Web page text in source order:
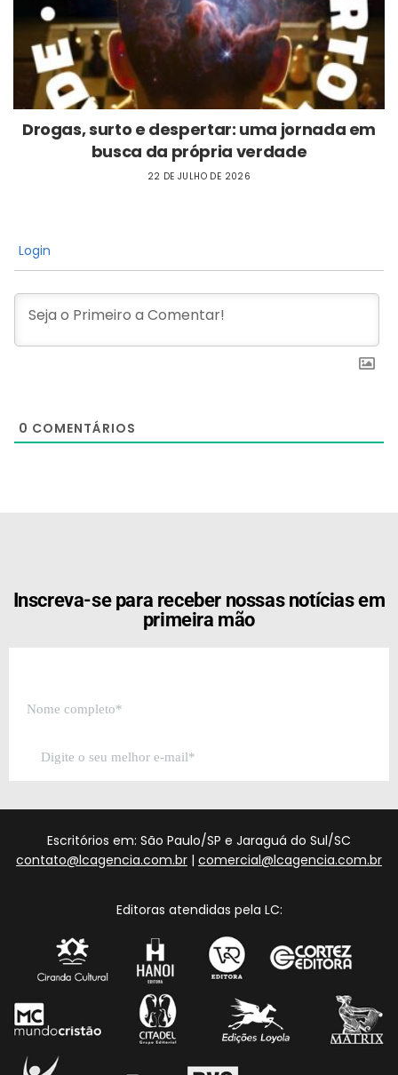
Drogas, surto e despertar: uma jornada em
busca da própria verdade
22 DE JULHO DE 2026
Login
0 COMENTÁRIOS
Inscreva-se para receber nossas notícias em
primeira mão
Escritórios em: São Paulo/SP e Jaraguá do Sul/SC
contato@lcagencia.com.br | comercial@lcagencia.com.br
Editoras atendidas pela LC: